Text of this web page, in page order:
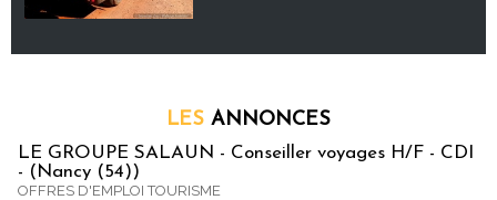
LES ANNONCES
LE GROUPE SALAUN - Conseiller voyages H/F - CDI
- (Nancy (54))
OFFRES D'EMPLOI TOURISME